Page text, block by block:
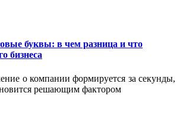
буквы: в чем разница и что
бизнеса
о компании формируется за секунды,
решающим фактором